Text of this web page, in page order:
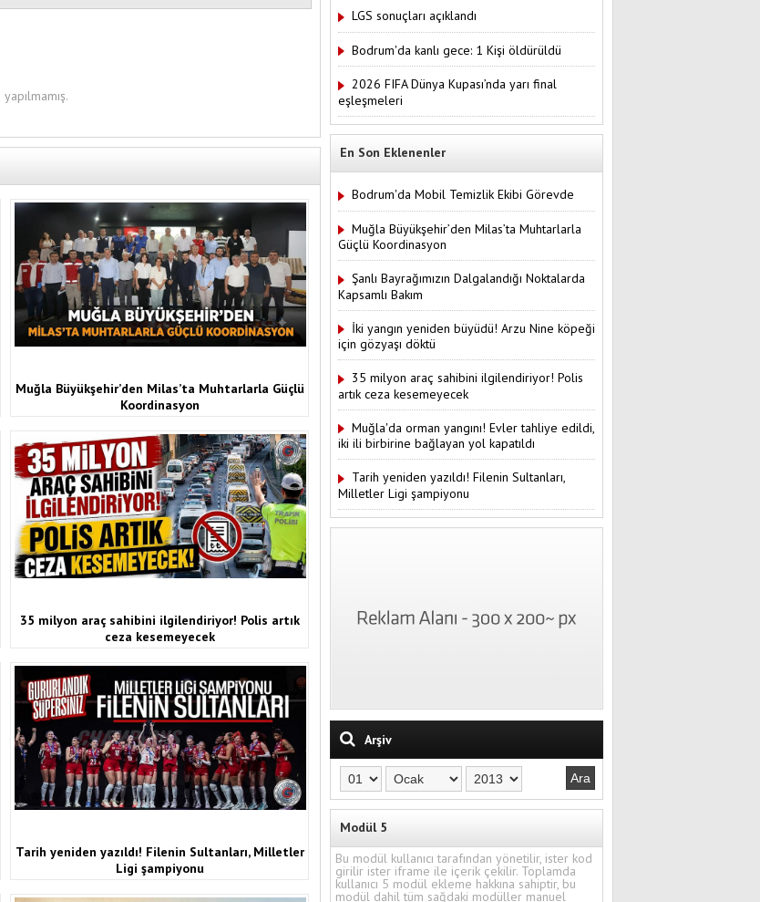
Muğla Büyükşehir’den Milas’ta Muhtarlarla Güçlü
Koordinasyon
35 milyon araç sahibini ilgilendiriyor! Polis artık
ceza kesemeyecek
Tarih yeniden yazıldı! Filenin Sultanları, Milletler
Ligi şampiyonu
LGS sonuçları açıklandı
Bodrum'da kanlı gece: 1 Kişi öldürüldü
2026 FIFA Dünya Kupası’nda yarı final
eşleşmeleri
En Son Eklenenler
Bodrum'da Mobil Temizlik Ekibi Görevde
Muğla Büyükşehir’den Milas’ta Muhtarlarla
Güçlü Koordinasyon
Şanlı Bayrağımızın Dalgalandığı Noktalarda
Kapsamlı Bakım
İki yangın yeniden büyüdü! Arzu Nine köpeği
için gözyaşı döktü
35 milyon araç sahibini ilgilendiriyor! Polis
artık ceza kesemeyecek
Muğla'da orman yangını! Evler tahliye edildi,
iki ili birbirine bağlayan yol kapatıldı
Tarih yeniden yazıldı! Filenin Sultanları,
Milletler Ligi şampiyonu
Arşiv
Modül 5
Bu modül kullanıcı tarafından yönetilir, ister kod
girilir ister iframe ile içerik çekilir. Toplamda
kullanıcı 5 modül ekleme hakkına sahiptir, bu
modül dahil tüm sağdaki modüller manuel